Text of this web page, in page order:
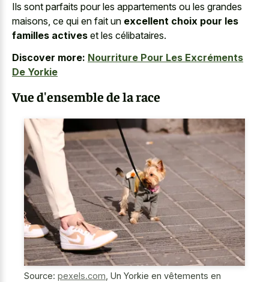
Ils sont parfaits pour les appartements ou les grandes
maisons, ce qui en fait un excellent choix pour les
familles actives et les célibataires.
Discover more: Nourriture Pour Les Excréments
De Yorkie
Vue d'ensemble de la race
Source: pexels.com Un Yorkie en vêtements en